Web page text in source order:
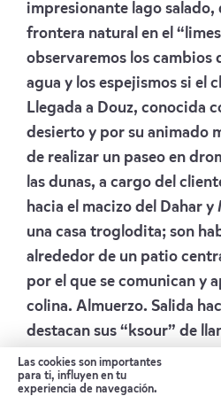
impresionante lago salado,
frontera natural en el
observaremos los cambios
agua y los espejismos si el
Llegada a Douz, conocida
desierto y por su animado
de realizar un paseo en
las dunas, a cargo del
hacia el macizo del Dahar
una casa troglodita; son
alrededor de un patio
por el que se comunican y
colina. Almuerzo. Salida
destacan sus “ksour” de
pisos superpuestos y que
colectivo y defensa para
Las cookies son importantes
para ti, influyen en tu
experiencia de navegación.